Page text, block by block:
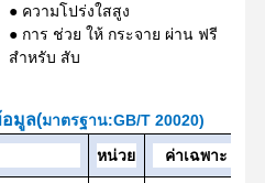
● ความโปร่งใสสูง
● การ ช่วย ให้ กระจาย ผ่าน ฟรี
สําหรับ สับ
มูล(มาตรฐาน:GB/T 20020)
หน่วย ค่าเฉพาะ